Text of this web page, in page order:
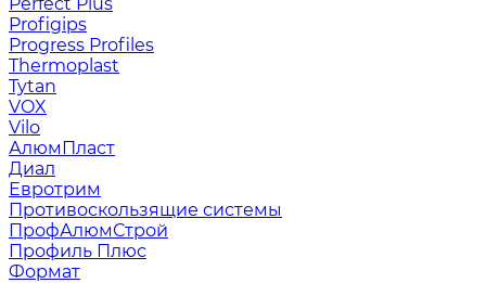
Profigips
Progress Profiles
Thermoplast
Tytan
VOX
Vilo
АлюмПласт
Диал
Евротрим
Противоскользящие системы
ПрофАлюмСтрой
Профиль Плюс
Формат